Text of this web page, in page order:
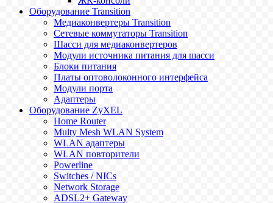
Оборудование Transition
Медиаконвертеры Transition
Сетевые коммутаторы Transition
Шасси для медиаконвертеров
Модули источника питания для шасси
Блоки питания
Платы оптоволоконного интерфейса
Модули порта
Адаптеры
Оборудование ZyXEL
Home Router
Multy Mesh WLAN System
WLAN адаптеры
WLAN повторители
Powerline
Switches / NICs
Network Storage
ADSL2+ Gateway